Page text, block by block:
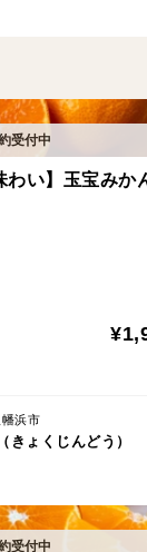
て新しきを知る
れてきた「
技術」を取り入
わい】玉宝みか
浜市
きょくじんどう）